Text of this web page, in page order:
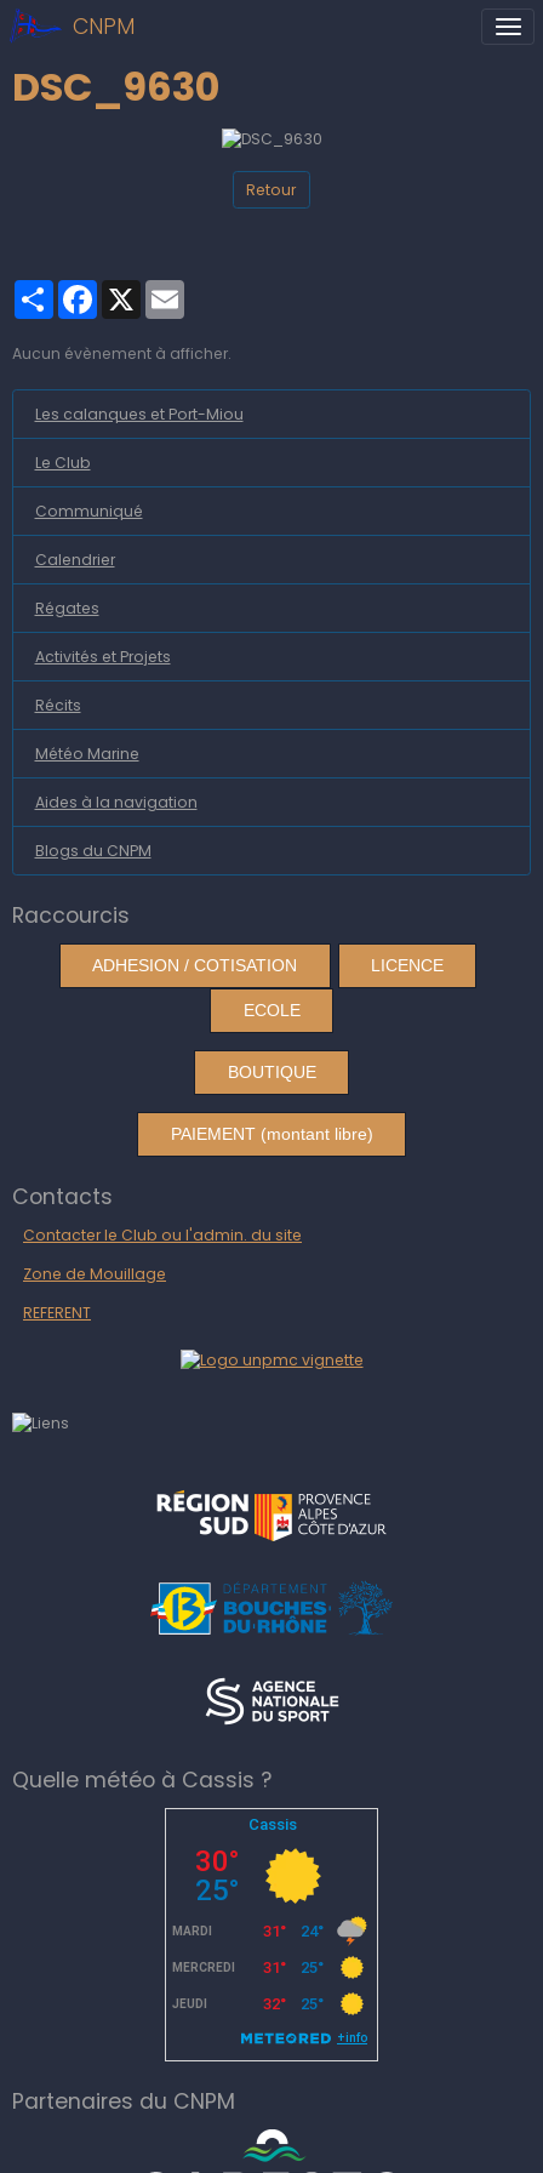
CNPM
DSC_9630
Retour
PartagerFacebook
X
Aucun évènement à afficher.
Les calanques et Port-Miou
Le Club
Communiqué
Calendrier
Régates
Activités et Projets
Récits
Météo Marine
Aides à la navigation
Blogs du CNPM
Raccourcis
ADHESION / COTISATION LICENCE
ECOLE
BOUTIQUE
PAIEMENT (montant libre)
Contacts
Contacter le Club ou l'admin. du site
Zone de Mouillage
REFERENT
Quelle météo à Cassis ?
Partenaires du CNPM